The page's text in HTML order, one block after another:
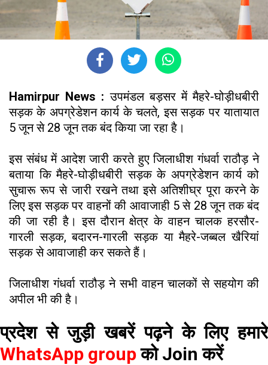
Hamirpur News :उपमंडल बड़सर में मैहरे-घोड़ीधबीरी
सड़क के अपग्रेडेशन कार्य के चलते, इस सड़क पर यातायात
5 जून से 28 जून तक बंद किया जा रहा है।
इस संबंध में आदेश जारी करते हुए जिलाधीश गंधर्वा राठौड़ ने
बताया कि मैहरे-घोड़ीधबीरी सड़क के अपग्रेडेशन कार्य को
सुचारू रूप से जारी रखने तथा इसे अतिशीघ्र पूरा करने के
लिए इस सड़क पर वाहनों की आवाजाही 5 से 28 जून तक बंद
की जा रही है। इस दौरान क्षेत्र के वाहन चालक हरसौर-
गारली सड़क, बदारन-गारली सड़क या मैहरे-जब्बल खैरियां
सड़क से आवाजाही कर सकते हैं।
जिलाधीश गंधर्वा राठौड़ ने सभी वाहन चालकों से सहयोग की
अपील भी की है।
प्रदेश से जुड़ी खबरें पढ़ने के लिए हमारे
WhatsApp groupको Join करें